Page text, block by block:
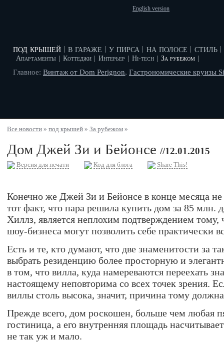
English version
под крышей
Апартаменты Коттеджи Интерьер Hi-tech За рубежом
в гараже у пирса на полосе стиль
Главное: Винтаж от Dom Perignon, Гастрономические круизы
Все новости » под крышей » За рубежом »
Дом Джей Зи и Бейонсе //12.01.2015
Версия для печати Код для блога Share This!
Конечно же Джей Зи и Бейонсе в конце месяца
тот факт, что пара решила купить дом за 85 млн.
Хиллз, является неплохим подтверждением тому,
шоу-бизнеса могут позволить себе практически
Есть и те, кто думают, что две знаменитости за
выбрать резиденцию более просторную и
в том, что вилла, куда намереваются переехать
настоящему неповторима со всех точек зрения.
виллы столь высока, значит, причина тому
Прежде всего, дом роскошен, больше чем любая
гостиница, а его внутренняя площадь
не так уж и мало.